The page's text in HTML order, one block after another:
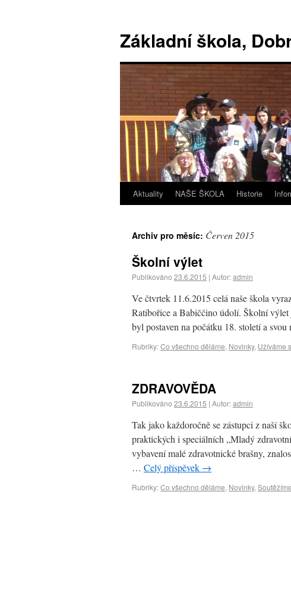
Základní škola,
Aktuality NAŠE ŠKOLA Historie
Archiv pro měsíc: Červen 2015
Školní výlet
Publikováno 23.6.2015 | Autor:admin
Ve čtvrtek 11.6.2015 celá naše škola
Ratibořice a Babiččino údolí. Školní
byl postaven na počátku 18. století a
Rubriky:Co všechno děláme, Novinky, Užíváme
ZDRAVOVĚDA
Publikováno 23.6.2015 | Autor:admin
Tak jako každoročně se zástupci z naší
praktických i speciálních „Mladý
vybavení malé zdravotnické brašny,
… Celý příspěvek →
Rubriky:Co všechno děláme, Novinky, Soutěžíme